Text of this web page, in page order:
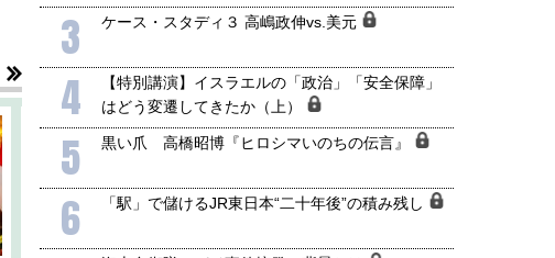
3 ケース・スタディ３ 高嶋政伸vs.美元
4
【特別講演】イスラエルの「政治」「安全保障」
はどう変遷してきたか（上）
5 黒い爪 高橋昭博『ヒロシマいのちの伝言』
6 「駅」で儲けるJR東日本“二十年後”の積み残し